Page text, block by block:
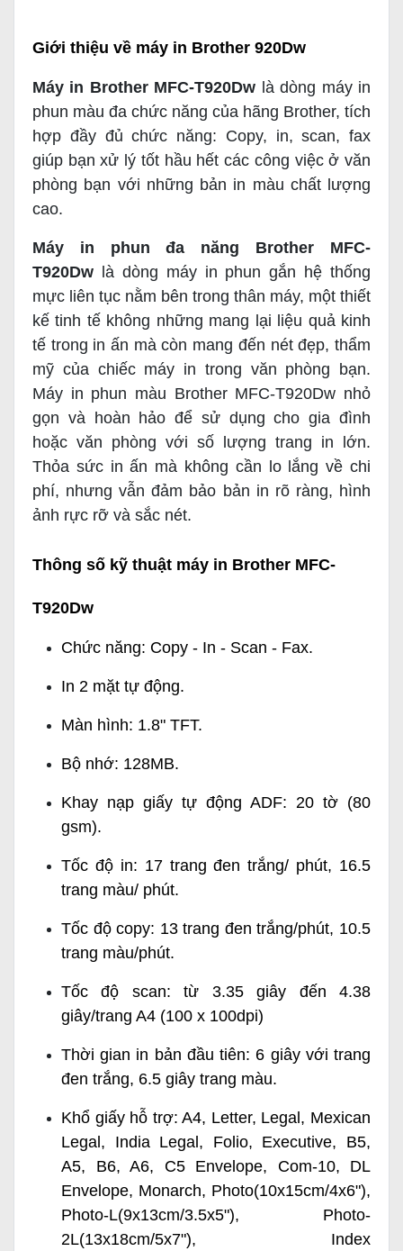
Giới thiệu về máy in Brother 920Dw
Máy in Brother MFC-T920Dw là dòng máy in
phun màu đa chức năng của hãng Brother, tích
hợp đầy đủ chức năng: Copy, in, scan, fax
giúp bạn xử lý tốt hầu hết các công việc ở văn
phòng bạn với những bản in màu chất lượng
cao.
Máy in phun đa năng Brother MFC-
T920Dw là dòng máy in phun gắn hệ thống
mực liên tục nằm bên trong thân máy, một thiết
kế tinh tế không những mang lại liệu quả kinh
tế trong in ấn mà còn mang đến nét đẹp, thẩm
mỹ của chiếc máy in trong văn phòng bạn.
Máy in phun màu Brother MFC-T920Dw nhỏ
gọn và hoàn hảo để sử dụng cho gia đình
hoặc văn phòng với số lượng trang in lớn.
Thỏa sức in ấn mà không cần lo lắng về chi
phí, nhưng vẫn đảm bảo bản in rõ ràng, hình
ảnh rực rỡ và sắc nét.
Thông số kỹ thuật máy in Brother MFC-
T920Dw
Chức năng: Copy - In - Scan - Fax.
In 2 mặt tự động.
Màn hình: 1.8" TFT.
Bộ nhớ: 128MB.
Khay nạp giấy tự động ADF: 20 tờ (80
gsm).
Tốc độ in: 17 trang đen trắng/ phút, 16.5
trang màu/ phút.
Tốc độ copy: 13 trang đen trắng/phút, 10.5
trang màu/phút.
Tốc độ scan: từ 3.35 giây đến 4.38
giây/trang A4 (100 x 100dpi)
Thời gian in bản đầu tiên: 6 giây với trang
đen trắng, 6.5 giây trang màu.
Khổ giấy hỗ trợ: A4, Letter, Legal, Mexican
Legal, India Legal, Folio, Executive, B5,
A5, B6, A6, C5 Envelope, Com-10, DL
Envelope, Monarch, Photo(10x15cm/4x6"),
Photo-L(9x13cm/3.5x5"), Photo-
2L(13x18cm/5x7"), Index